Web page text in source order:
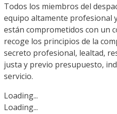
Todos los miembros del
equipo altamente profesional
están comprometidos con un
recoge los principios de la
secreto profesional, lealtad,
justa y previo presupuesto,
servicio.
Loading...
Loading...